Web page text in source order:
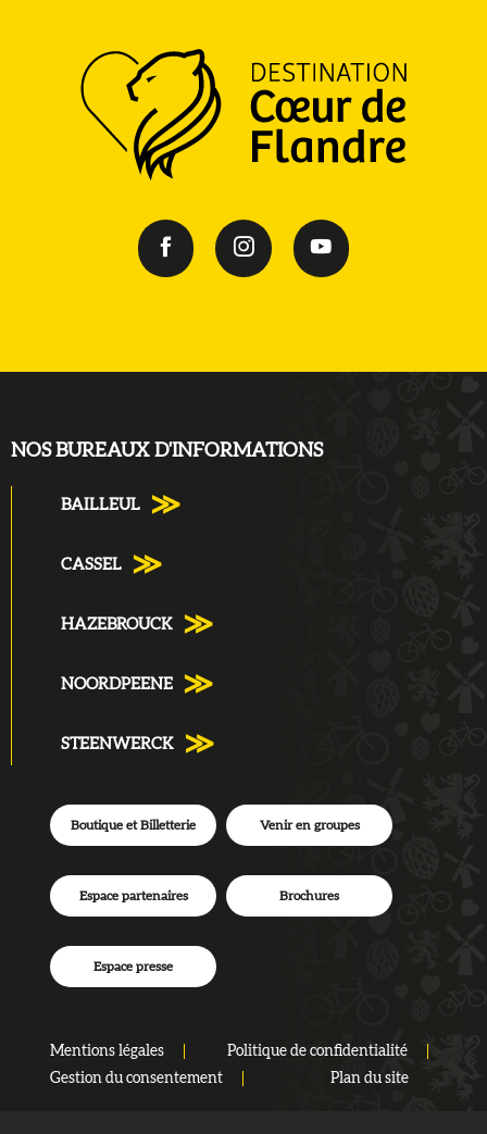
NOS BUREAUX D'INFORMATIONS
BAILLEUL
CASSEL
HAZEBROUCK
NOORDPEENE
STEENWERCK
Mentions légales
Politique de confidentialité
Gestion du consentement
Plan du site
Boutique et Billetterie Venir en groupes
Espace partenaires Brochures
Espace presse